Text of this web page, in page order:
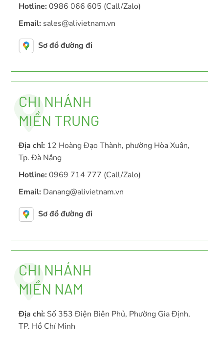
Hotline: 0986 066 605 (Call/Zalo)
Email: sales@alivietnam.vn
Sơ đồ đường đi
CHI NHÁNH
MIỀN TRUNG
Địa chỉ: 12 Hoàng Đạo Thành, phường Hòa Xuân,
Tp. Đà Nẵng
Hotline: 0969 714 777 (Call/Zalo)
Email: Danang@alivietnam.vn
Sơ đồ đường đi
CHI NHÁNH
MIỀN NAM
Địa chỉ: Số 353 Điện Biên Phủ, Phường Gia Định,
TP. Hồ Chí Minh